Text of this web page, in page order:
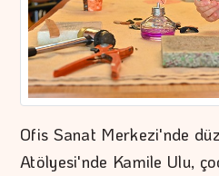
Ofis Sanat Merkezi'nde
Atölyesi'nde Kamile Ulu,